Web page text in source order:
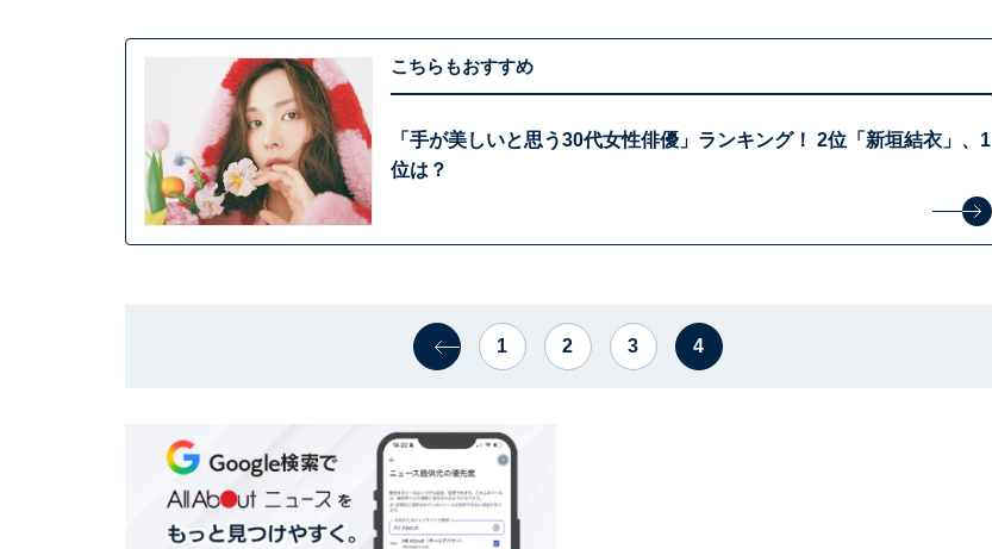
こちらもおすすめ
「手が美しいと思う30代女性俳優」ランキング！ 2位「新垣結衣」、1
位は？
1 2 3 4